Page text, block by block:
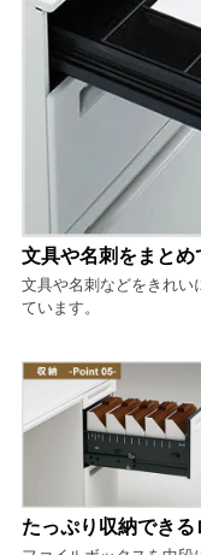
文具や名刺をまとめ
文具や名刺などをきれい
ています。
たっぷり収納でき